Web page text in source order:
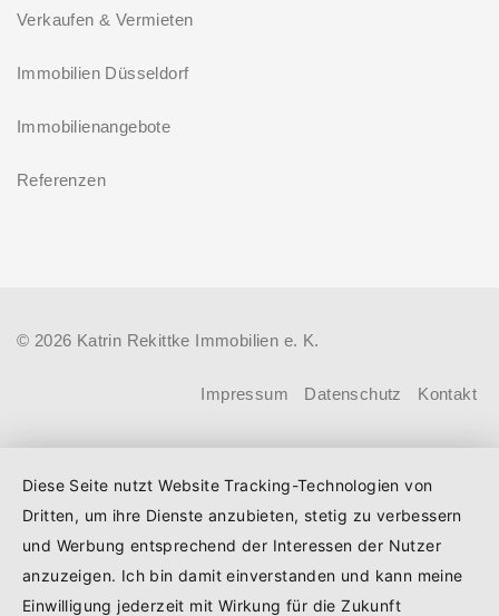
Laufzeit und 10 Jahren
Antragstellende verpflichten sich
zu energetischer Sanierung binnen
Förderprodukt „Wohneigentum für
Familien – Bestandserwerb / „Jung kauft
mittlerem Einkommen, die eine
beantragen. Für Familien mit einem
Kind steigt der Förderhöchstbetrag von
Euro (vorher: 125.000 Euro) und für
Familien mit drei und mehr Kindern auf
180.000 Euro (150.000 Euro). Die
Darlehenszinsen von „Jung kauft Alt“
Verkaufen & Vermieten
Immobilien Düsseldorf
Immobilienangebote
Referenzen
© 2026 Katrin Rekittke Immobilien e. K.
Impressum Datenschutz Kontakt
Diese Seite nutzt Website Tracking-Technologien von
Dritten, um ihre Dienste anzubieten, stetig zu verbessern
und Werbung entsprechend der Interessen der Nutzer
anzuzeigen. Ich bin damit einverstanden und kann meine
Einwilligung jederzeit mit Wirkung für die Zukunft